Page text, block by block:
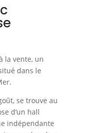
la vente, un
dans le
se trouve au
d’un hall
indépendante